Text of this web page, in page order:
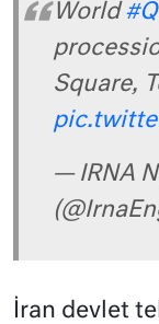
World
Square,
— IRNA
İran devlet